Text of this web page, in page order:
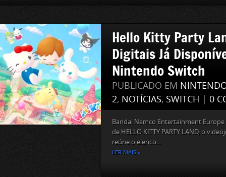
Hello Kitty Party
Digitais Já
Nintendo Switch
PUBLICADO EM
2, NOTÍCIAS, SWITCH 0
Bandai Namco Entertainment
de HELLO KITTY PARTY LAND, o
reúne o elenco...
LER MAIS »